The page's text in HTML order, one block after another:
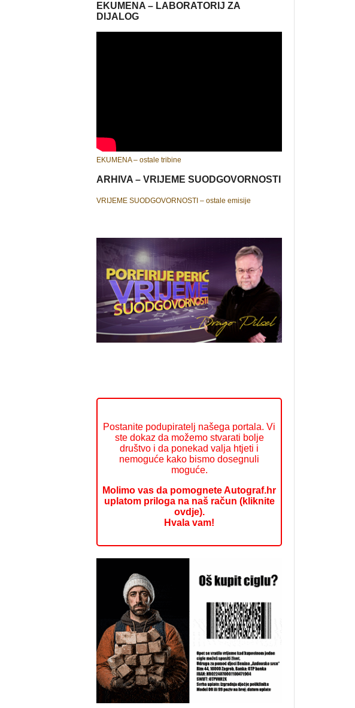
EKUMENA – LABORATORIJ ZA
DIJALOG
EKUMENA – ostale tribine
ARHIVA – VRIJEME SUODGOVORNOSTI
VRIJEME SUODGOVORNOSTI – ostale emisije
Postanite podupiratelj našega portala. Vi
ste dokaz da možemo stvarati bolje
društvo i da ponekad valja htjeti i
nemoguće kako bismo dosegnuli
moguće.
Molimo vas da pomognete Autograf.hr
uplatom priloga na naš račun (kliknite
ovdje).
Hvala vam!